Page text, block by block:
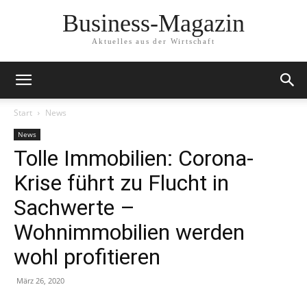
Business-Magazin
Aktuelles aus der Wirtschaft
Start News
News
Tolle Immobilien: Corona-
Krise führt zu Flucht in
Sachwerte –
Wohnimmobilien werden
wohl profitieren
März 26, 2020